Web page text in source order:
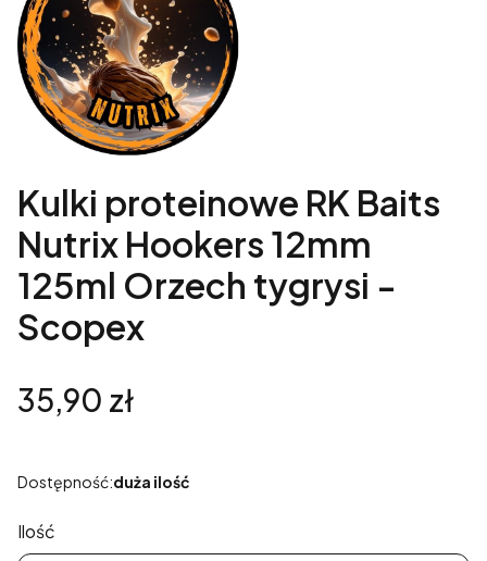
Kulki proteinowe RK Baits
Nutrix Hookers 12mm
125ml Orzech tygrysi -
Scopex
Cena
35,90 zł
Dostępność:duża ilość
Ilość